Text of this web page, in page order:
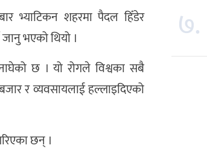
भ्याटिकन शहरमा पैदल हिँडेर
जानु भएको थियो ।
छ । यो रोगले विश्वका सबै
र व्यवसायलाई हल्लाइदिएको
छन् ।
७.